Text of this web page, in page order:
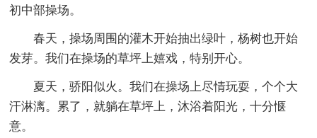
初中部操场。
春天，操场周围的灌木开始抽出绿叶，杨树也开始
发芽。我们在操场的草坪上嬉戏，特别开心。
夏天，骄阳似火。我们在操场上尽情玩耍，个个大
汗淋漓。累了，就躺在草坪上，沐浴着阳光，十分惬
意。